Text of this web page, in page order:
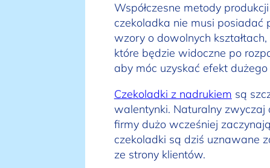
Współczesne metody
czekoladka nie musi posiadać
wzory o dowolnych
które będzie widoczne po
aby móc uzyskać efekt
Czekoladki z nadrukiem są
walentynki. Naturalny
firmy dużo wcześniej
czekoladki są dziś uznawane
ze strony klientów.